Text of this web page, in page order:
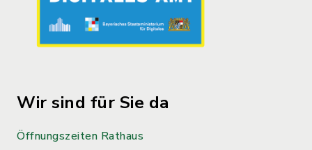
Wir sind für Sie da
Öffnungszeiten Rathaus